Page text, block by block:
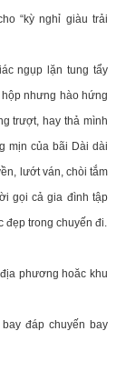
“kỳ nghỉ giàu trải
ngụp lặn tung tẩy
nhưng hào hứng
trượt, hay thả mình
mịn của bãi Dài dài
lướt ván, chòi tắm
gọi cả gia đình tập
đẹp trong chuyến đi.
phương hoăc khu
đáp chuyến bay